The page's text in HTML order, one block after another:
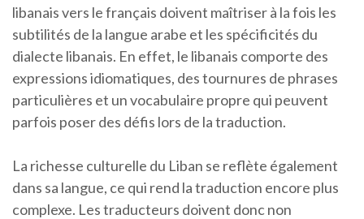
libanais vers le français doivent maîtriser à la fois les
subtilités de la langue arabe et les spécificités du
dialecte libanais. En effet, le libanais comporte des
expressions idiomatiques, des tournures de phrases
particulières et un vocabulaire propre qui peuvent
parfois poser des défis lors de la traduction.
La richesse culturelle du Liban se reflète également
dans sa langue, ce qui rend la traduction encore plus
complexe. Les traducteurs doivent donc non